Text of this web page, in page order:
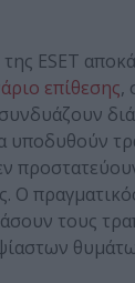
ESET
επίθεσης,
υποδυθούν
Ο
τους